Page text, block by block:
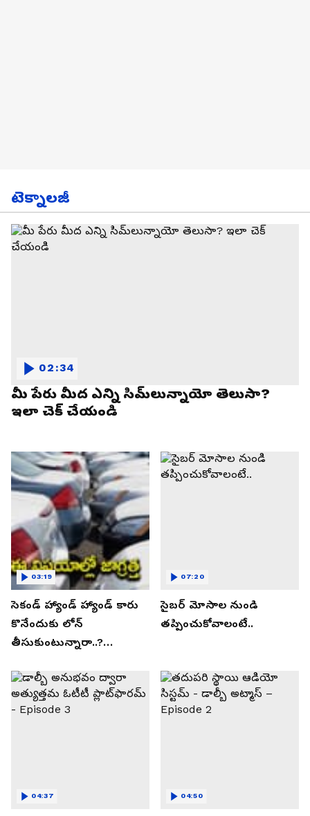
టెక్నాలజీ
మీ పేరు మీద ఎన్ని సిమ్‌లున్నాయో తెలుసా?
ఇలా చెక్ చేయండి
02:34
సెకండ్ హ్యాండ్ హ్యాండ్ కారు
కొనేందుకు లోన్
తీసుకుంటున్నారా..?
తెలుసుకోండి..!
03:19
సైబర్ మోసాల నుండి
తప్పించుకోవాలంటే..
07:20
04:37 04:50